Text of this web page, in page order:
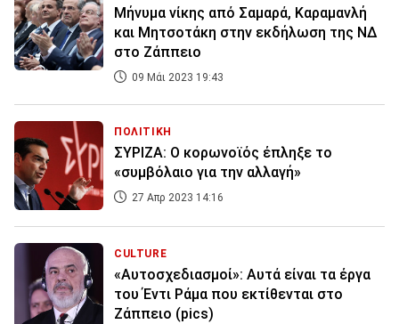
Μήνυμα νίκης από Σαμαρά, Καραμανλή
και Μητσοτάκη στην εκδήλωση της ΝΔ
στο Ζάππειο
09 Μάι 2023 19:43
ΠΟΛΙΤΙΚΗ
ΣΥΡΙΖΑ: Ο κορωνοϊός έπληξε το
«συμβόλαιο για την αλλαγή»
27 Απρ 2023 14:16
CULTURE
«Αυτοσχεδιασμοί»: Αυτά είναι τα έργα
του Έντι Ράμα που εκτίθενται στο
Ζάππειο (pics)